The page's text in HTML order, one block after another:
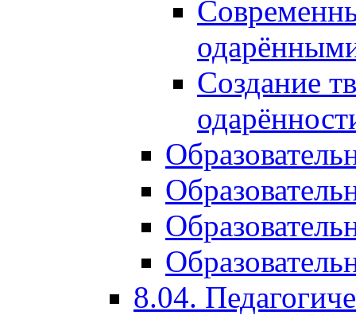
Создание
8.04.